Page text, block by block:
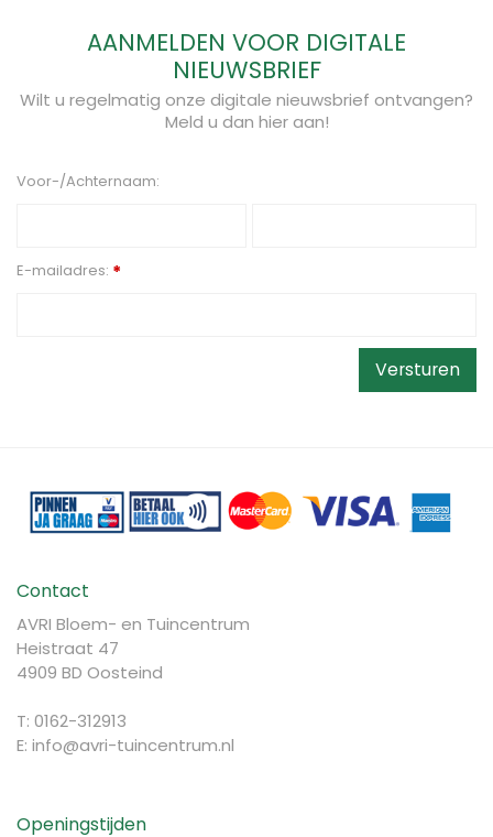
AANMELDEN VOOR DIGITALE
NIEUWSBRIEF
Wilt u regelmatig onze digitale nieuwsbrief ontvangen?
Meld u dan hier aan!
Voor-/Achternaam:
E-mailadres: *
Contact
AVRI Bloem- en Tuincentrum
Heistraat 47
4909 BD Oosteind
T: 0162-312913
E: info@avri-tuincentrum.nl
Openingstijden